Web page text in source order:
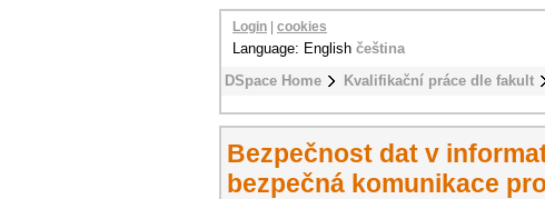
DSpace Home Kvalifikační práce dle fakult
Login cookies
Language: English čeština
Bezpečnost dat v
bezpečná komunikace